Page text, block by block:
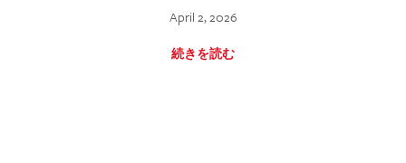
April 2, 2026
続きを読む